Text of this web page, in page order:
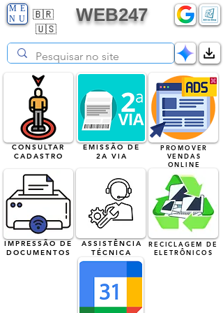
🇧🇷
🇺🇸
ME
NU
WEB247
CONSULTAR
CADASTRO
IMPRESSÃO DE
DOCUMENTOS
EMISSÃO DE
2A VIA
ASSISTÊNCIA
TÉCNICA
PROMOVER
VENDAS
ONLINE
RECICLAGEM DE
ELETRÔNICOS